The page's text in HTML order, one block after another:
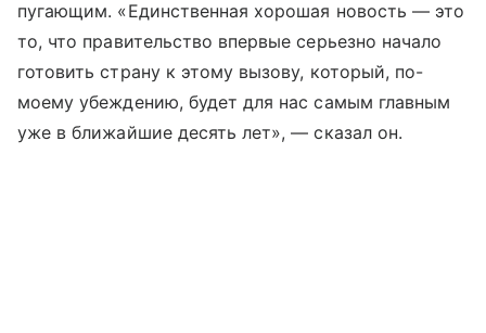
пугающим. «Единственная хорошая новость — это
то, что правительство впервые серьезно начало
готовить страну к этому вызову, который, по-
моему убеждению, будет для нас самым главным
уже в ближайшие десять лет», — сказал он.